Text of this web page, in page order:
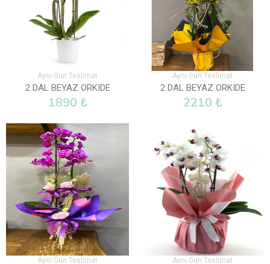
Aynı Gün Teslimat
2 DAL BEYAZ ORKIDE
1890 ₺
Aynı Gün Teslimat
2 DAL BEYAZ ORKIDE
2210 ₺
Aynı Gün Teslimat Aynı Gün Teslimat